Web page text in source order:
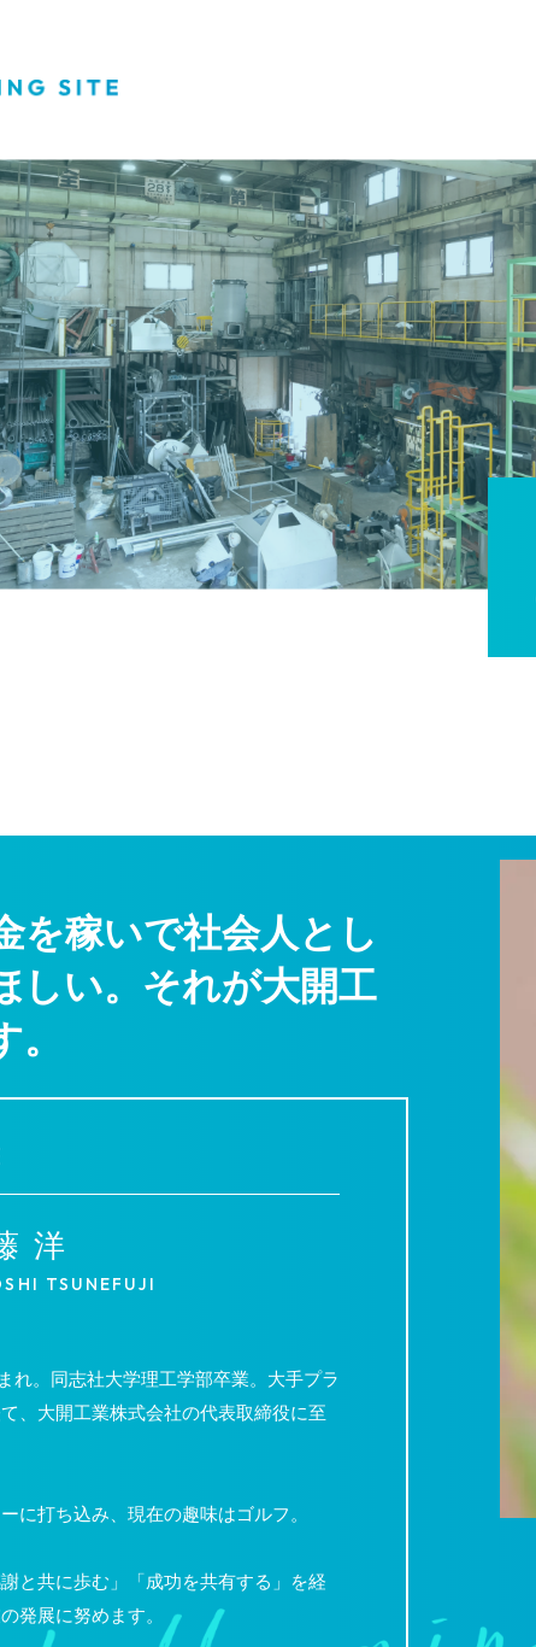
を稼いで社会人とし
しい。それが大開工
洋
TSUNEFUJI
れ。同志社大学理工学部卒業。大手プラ
、大開工業株式会社の代表取締役に至
に打ち込み、現在の趣味はゴルフ。
謝と共に歩む」「成功を共有する」を経
発展に努めます。